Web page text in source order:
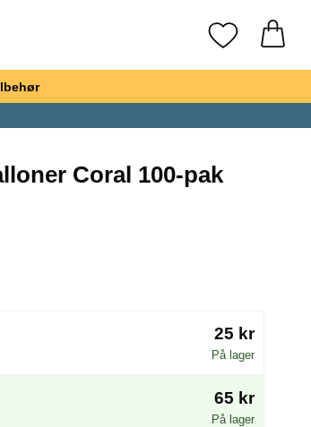
søgning Mine favoritter
Coral 100-pak
radioknap vil genindlæse siden)
25 kr
På lager
65 kr
På lager